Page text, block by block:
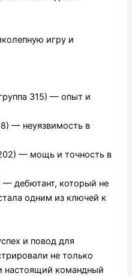
игру и
315) — опыт и
— неуязвимость в
— мощь и точность в
— дебютант, который не
одним из ключей к
и повод для
не только
настоящий командный